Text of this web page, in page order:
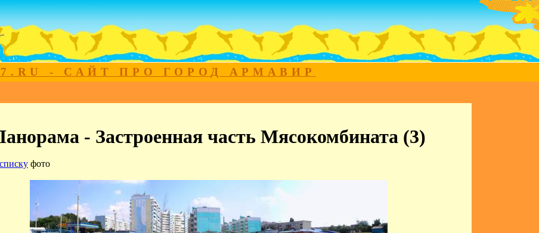
- САЙТ ПРО ГОРОД АРМАВИР
- Застроенная часть Мясокомбината (3)
списку фото